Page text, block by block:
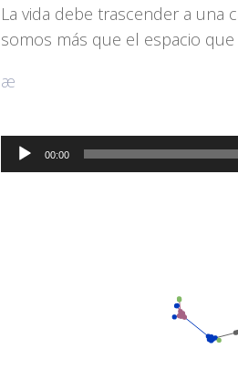
La vida debe trascender a una
somos más que el espacio
æ
Audio
Player
00:00